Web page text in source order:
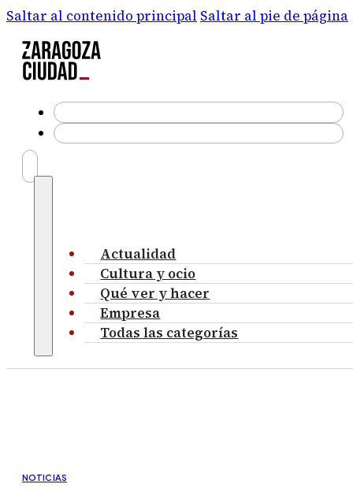
Saltar al contenido principal Saltar al pie de página
Actualidad
Cultura y ocio
Qué ver y hacer
Empresa
Todas las categorías
NOTICIAS